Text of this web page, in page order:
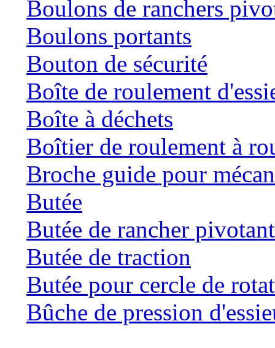
Boulons de ranchers
Boulons portants
Bouton de sécurité
Boîte de roulement
Boîte à déchets
Boîtier de roulement à
Broche guide pour
Butée
Butée de rancher
Butée de traction
Butée pour cercle de
Bûche de pression